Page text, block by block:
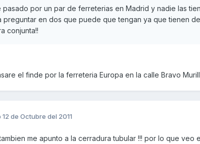
pasado por un par de ferreterias en Madrid y nadie las
preguntar en dos que puede que tengan ya que tienen
conjunta!!
el finde por la ferreteria Europa en la calle Bravo
12 de Octubre del 2011
me apunto a la cerradura tubular !!! por lo que veo